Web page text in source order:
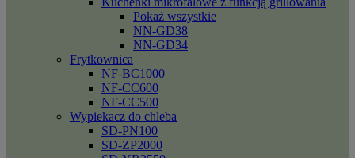
Pokaż wszystkie
NN-GD38
NN-GD34
Frytkownica
NF-BC1000
NF-CC600
NF-CC500
Wypiekacz do chleba
SD-PN100
SD-ZP2000